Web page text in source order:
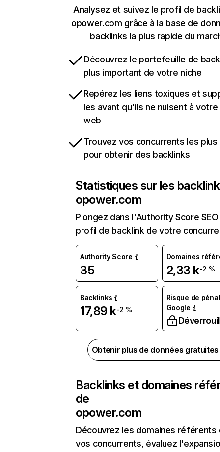
Analysez et suivez le profil de
opower.com grâce à la base de
backlinks la plus rapide du
Découvrez le portefeuille de
plus important de votre niche
Repérez les liens toxiques et
les avant qu'ils ne nuisent à
web
Trouvez vos concurrents les
pour obtenir des backlinks
Statistiques sur les
opower.com
Plongez dans l'Authority Score
profil de backlink de votre
Authority Score
35
Domaines
2,33 k-2 %
Backlinks
17,89 k-2 %
Risque de
Google
Obtenir plus de données
Backlinks et domaines
de
opower.com
Découvrez les domaines référents
vos concurrents, évaluez